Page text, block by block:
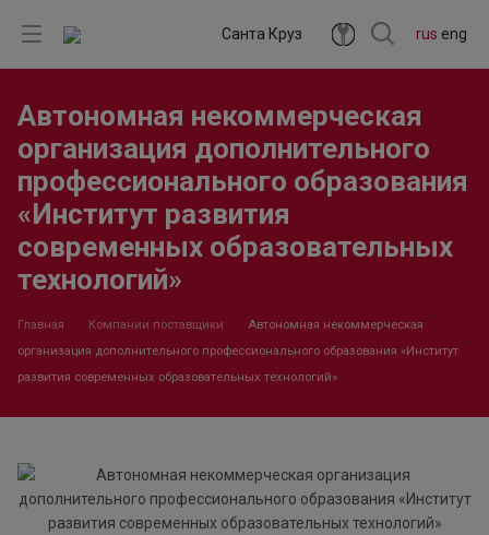
rus eng
Санта Круз
Автономная некоммерческая
организация дополнительного
профессионального образования
«Институт развития
современных образовательных
технологий»
Главная Компании поставщики
Автономная некоммерческая
организация дополнительного профессионального образования «Институт
развития современных образовательных технологий»